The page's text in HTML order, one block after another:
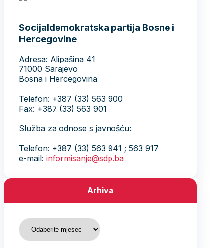
Socijaldemokratska partija Bosne i
Hercegovine
Adresa: Alipašina 41
71000 Sarajevo
Bosna i Hercegovina
Telefon: +387 (33) 563 900
Fax: +387 (33) 563 901
Služba za odnose s javnošću:
Telefon: +387 (33) 563 941 ; 563 917
e-mail: informisanje@sdp.ba
Arhiva
Arhiva